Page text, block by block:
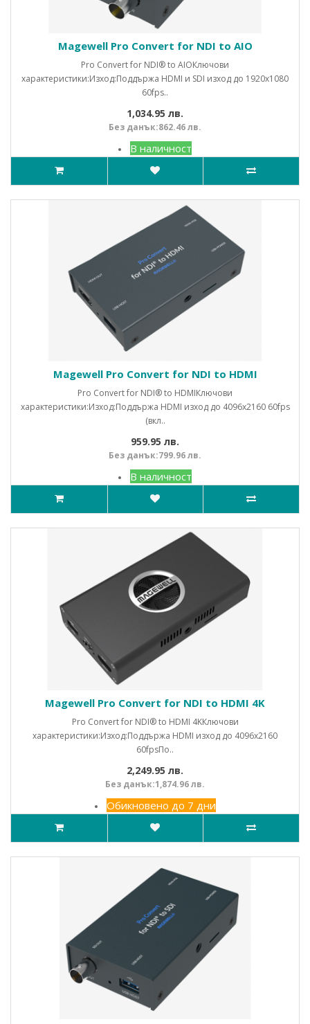
Magewell Pro Convert for NDI to AIO
Pro Convert for NDI® to AIOКлючови
характеристики:Изход:Поддържа HDMI и SDI изход до 1920x1080
60fps..
1,034.95 лв.
Без данък:862.46 лв.
В наличност
Magewell Pro Convert for NDI to HDMI
Pro Convert for NDI® to HDMIКлючови
характеристики:Изход:Поддържа HDMI изход до 4096x2160 60fps
(вкл..
959.95 лв.
Без данък:799.96 лв.
В наличност
Magewell Pro Convert for NDI to HDMI 4K
Pro Convert for NDI® to HDMI 4KКлючови
характеристики:Изход:Поддържа HDMI изход до 4096x2160
60fpsПо..
2,249.95 лв.
Без данък:1,874.96 лв.
Обикновено до 7 дни